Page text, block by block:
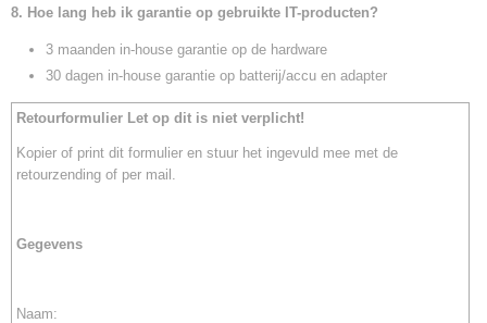
8. Hoe lang heb ik garantie op gebruikte IT-producten?
3 maanden in-house garantie op de hardware
30 dagen in-house garantie op batterij/accu en adapter
Retourformulier Let op dit is niet verplicht!
Kopier of print dit formulier en stuur het ingevuld mee met de
retourzending of per mail.
Gegevens
Naam: